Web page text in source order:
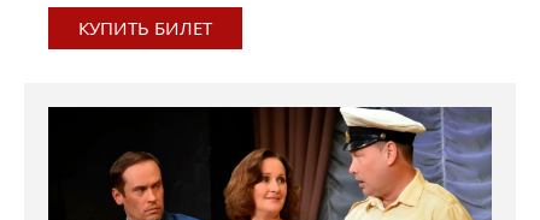
КУПИТЬ БИЛЕТ